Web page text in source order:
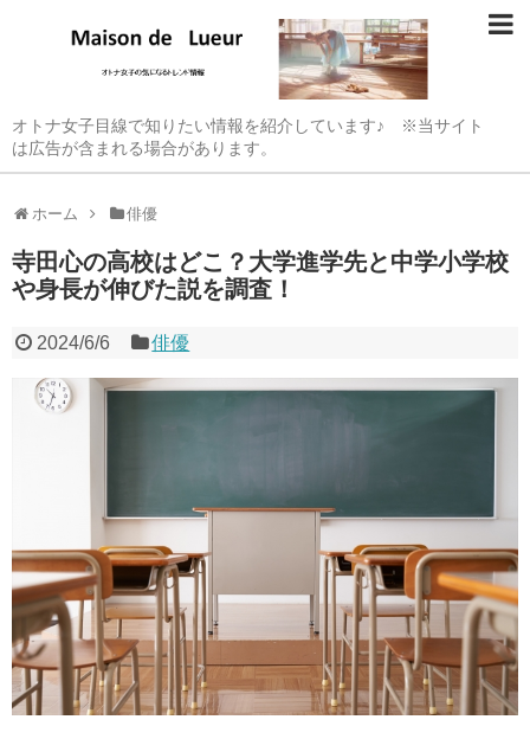
オトナ女子目線で知りたい情報を紹介しています♪ ※当サイト
は広告が含まれる場合があります。
ホーム 俳優
寺田心の高校はどこ？大学進学先と中学小学校
や身長が伸びた説を調査！
2024/6/6 俳優